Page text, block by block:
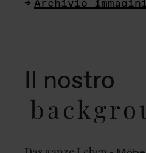
Archivio
Il nostro